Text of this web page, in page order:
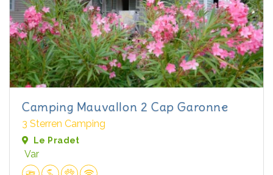
Camping Mauvallon 2 Cap Garonne
3 Sterren Camping
Le Pradet
Var